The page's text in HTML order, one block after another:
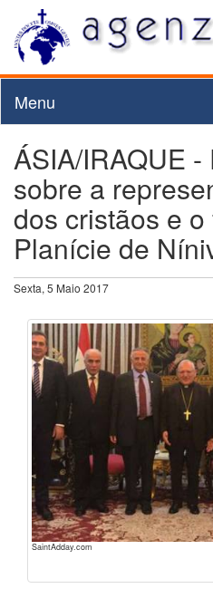
Menu
ÁSIA/IRAQUE -
sobre a
dos cristãos e
Planície de
Sexta, 5 Maio 2017
SaintAdday.com